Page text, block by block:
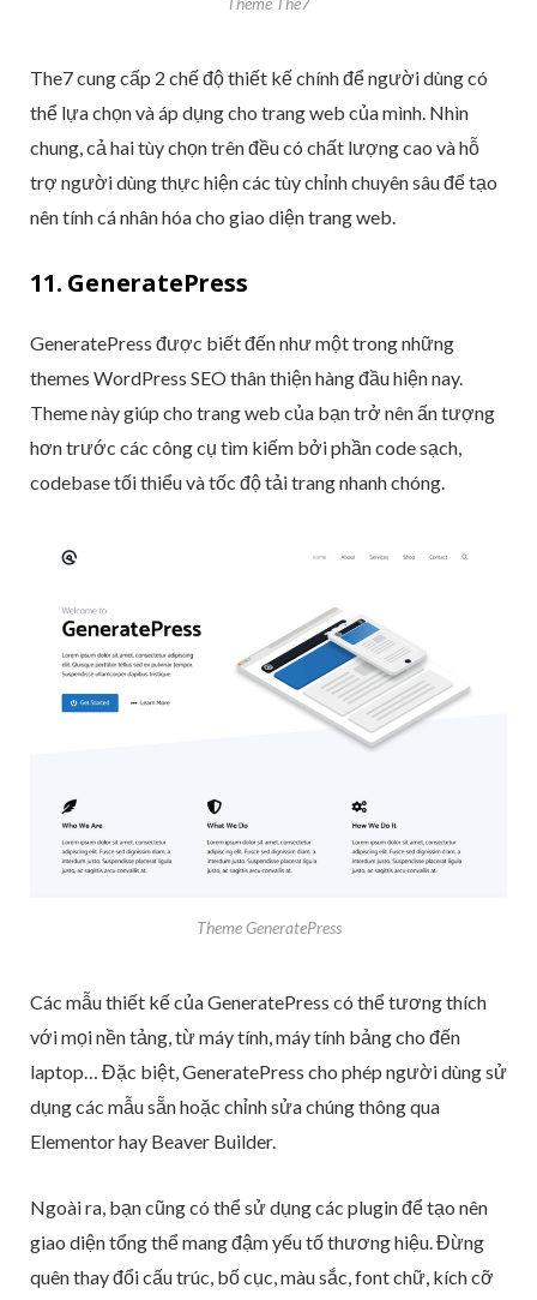
The7 cung cấp 2 chế độ thiết kế chính để người dùng có
thể lựa chọn và áp dụng cho trang web của mình. Nhìn
chung, cả hai tùy chọn trên đều có chất lượng cao và hỗ
trợ người dùng thực hiện các tùy chỉnh chuyên sâu để tạo
nên tính cá nhân hóa cho giao diện trang web.
11. GeneratePress
GeneratePress được biết đến như một trong những
themes WordPress SEO thân thiện hàng đầu hiện nay.
Theme này giúp cho trang web của bạn trở nên ấn tượng
hơn trước các công cụ tìm kiếm bởi phần code sạch,
codebase tối thiểu và tốc độ tải trang nhanh chóng.
Theme GeneratePress
Các mẫu thiết kế của GeneratePress có thể tương thích
với mọi nền tảng, từ máy tính, máy tính bảng cho đến
laptop… Đặc biệt, GeneratePress cho phép người dùng sử
dụng các mẫu sẵn hoặc chỉnh sửa chúng thông qua
Elementor hay Beaver Builder.
Ngoài ra, bạn cũng có thể sử dụng các plugin để tạo nên
giao diện tổng thể mang đậm yếu tố thương hiệu. Đừng
quên thay đổi cấu trúc, bố cục, màu sắc, font chữ, kích cỡ